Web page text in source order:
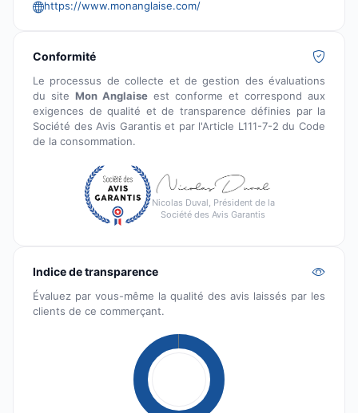
https://www.monanglaise.com/
Conformité
Le processus de collecte et de gestion des évaluations
du site Mon Anglaise est conforme et correspond aux
exigences de qualité et de transparence définies par la
Société des Avis Garantis et par l'Article L111-7-2 du Code
de la consommation.
Nicolas Duval, Président de la
Société des Avis Garantis
Indice de transparence
Évaluez par vous-même la qualité des avis laissés par les
clients de ce commerçant.